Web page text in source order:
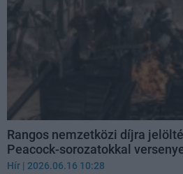
Rangos nemzetközi díjra
Peacock-sorozatokkal
Hír | 2026.06.16 10:28